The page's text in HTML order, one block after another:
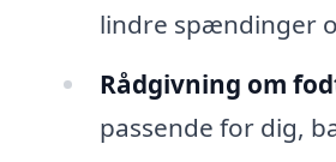
lindre spændinger
Rådgivning om
passende for dig,